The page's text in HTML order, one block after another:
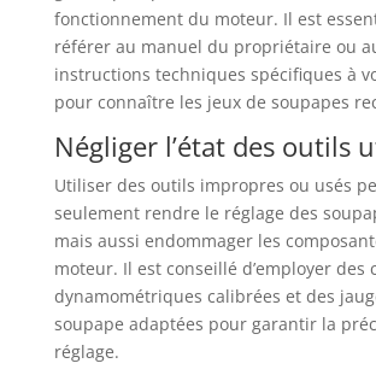
fonctionnement du moteur. Il est
référer au manuel du propriétaire ou
instructions techniques spécifiques à
pour connaître les jeux de soupapes
Négliger l’état des outils
Utiliser des outils impropres ou usés
seulement rendre le réglage des
mais aussi endommager les
moteur. Il est conseillé d’employer des
dynamométriques calibrées et des
soupape adaptées pour garantir la
réglage.